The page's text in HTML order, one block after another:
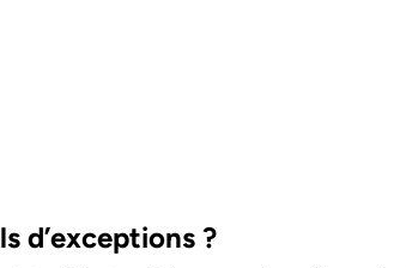
d’exceptions ?